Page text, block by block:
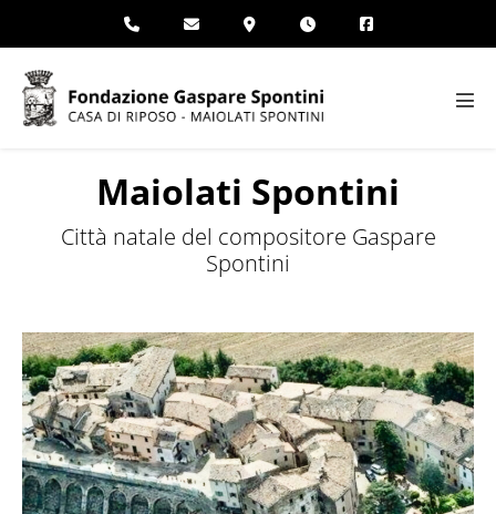
al
contenuto
Maiolati Spontini
Città natale del compositore Gaspare
Spontini